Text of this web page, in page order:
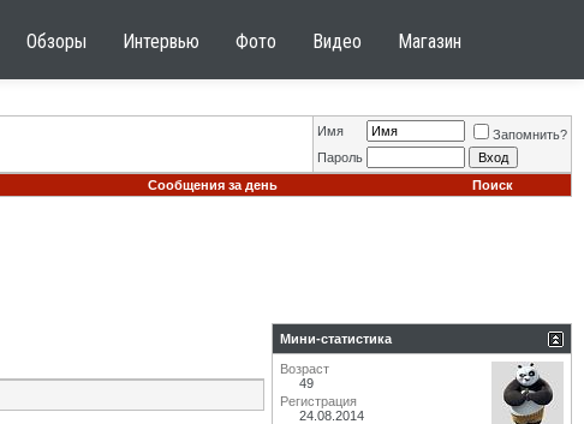
Обзоры Интервью Фото Видео Магазин
Имя
Запомнить?
Пароль
Сообщения за день Поиск
Мини-статистика
Возраст
49
Регистрация
24.08.2014